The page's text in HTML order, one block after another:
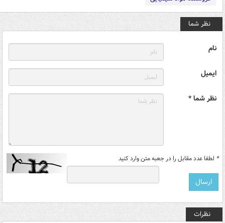
نظر شما
نام
ایمیل
نظر شما *
* لطفا عدد مقابل را در جعبه متن وارد کنید
نظرات